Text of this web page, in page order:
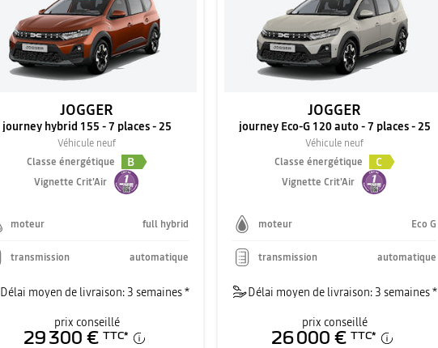
JOGGER
journey hybrid 155 - 7 places - 25
Véhicule neuf
Classe énergétique
B
Vignette Crit'Air
moteur full hybrid
transmission automatique
Délai moyen de livraison: 3 semaines *
prix conseillé
29 300 € TTC*
JOGGER
journey Eco-G 120 auto - 7 places - 25
Véhicule neuf
Classe énergétique
C
Vignette Crit'Air
moteur Eco G
transmission automatique
Délai moyen de livraison: 3 semaines *
prix conseillé
26 000 € TTC*